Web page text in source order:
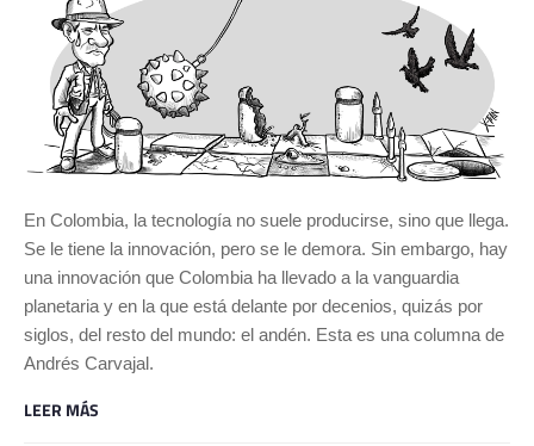
En Colombia, la tecnología no suele producirse, sino que llega.
Se le tiene la innovación, pero se le demora. Sin embargo, hay
una innovación que Colombia ha llevado a la vanguardia
planetaria y en la que está delante por decenios, quizás por
siglos, del resto del mundo: el andén. Esta es una columna de
Andrés Carvajal.
LEER MÁS